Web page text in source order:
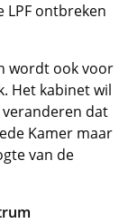
LPF ontbreken
wordt ook voor
Het kabinet wil
dat
Kamer maar
van de